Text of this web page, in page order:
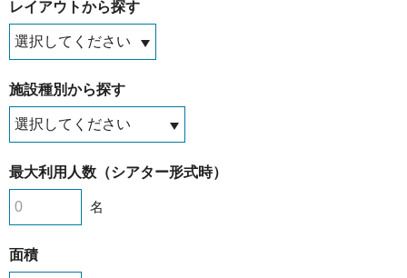
レイアウトから探す
施設種別から探す
最大利用人数（シアター形式時）
名
面積